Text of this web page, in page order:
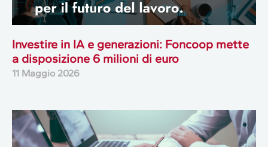
Investire in IA e generazioni: Foncoop mette
a disposizione 6 milioni di euro
11 Maggio 2026